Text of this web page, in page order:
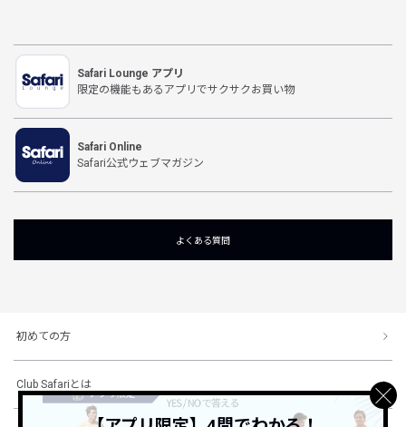
Safari Lounge アプリ
限定の機能もあるアプリでサクサクお買い物
Safari Online
Safari公式ウェブマガジン
よくある質問
初めての方
Club Safariとは